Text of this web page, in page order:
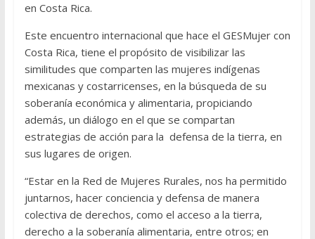
en Costa Rica.
Este encuentro internacional que hace el GESMujer con
Costa Rica, tiene el propósito de visibilizar las
similitudes que comparten las mujeres indígenas
mexicanas y costarricenses, en la búsqueda de su
soberanía económica y alimentaria, propiciando
además, un diálogo en el que se compartan
estrategias de acción para la defensa de la tierra, en
sus lugares de origen.
“Estar en la Red de Mujeres Rurales, nos ha permitido
juntarnos, hacer conciencia y defensa de manera
colectiva de derechos, como el acceso a la tierra,
derecho a la soberanía alimentaria, entre otros; en